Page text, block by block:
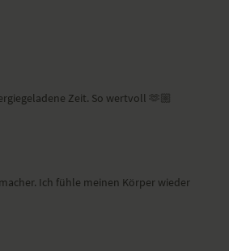
Zeit. So wertvoll 🫶🏼
Ich fühle meinen Körper wieder